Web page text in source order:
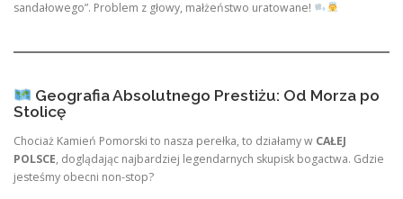
sandałowego”. Problem z głowy, małżeństwo uratowane!
Geografia Absolutnego Prestiżu: Od Morza po
Stolicę
Chociaż Kamień Pomorski to nasza perełka, to działamy w CAŁEJ
POLSCE, doglądając najbardziej legendarnych skupisk bogactwa. Gdzie
jesteśmy obecni non-stop?